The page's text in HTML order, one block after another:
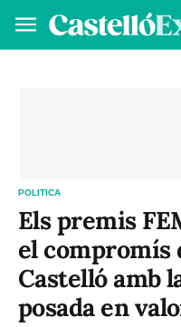
POLITICA
Els premis
el compromís
Castelló amb
posada en